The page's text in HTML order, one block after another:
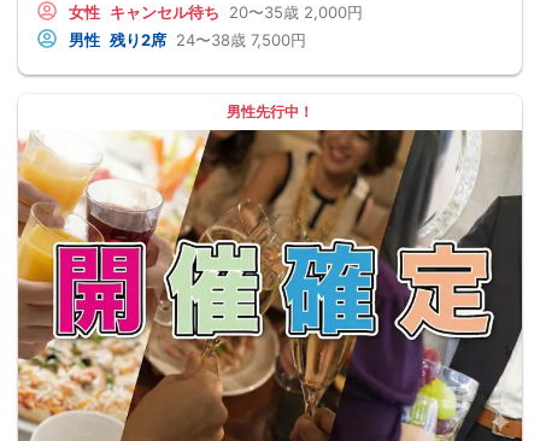
女性 キャンセル待ち 20〜35歳 2,000円
男性 残り2席 24〜38歳 7,500円
男性先行中！